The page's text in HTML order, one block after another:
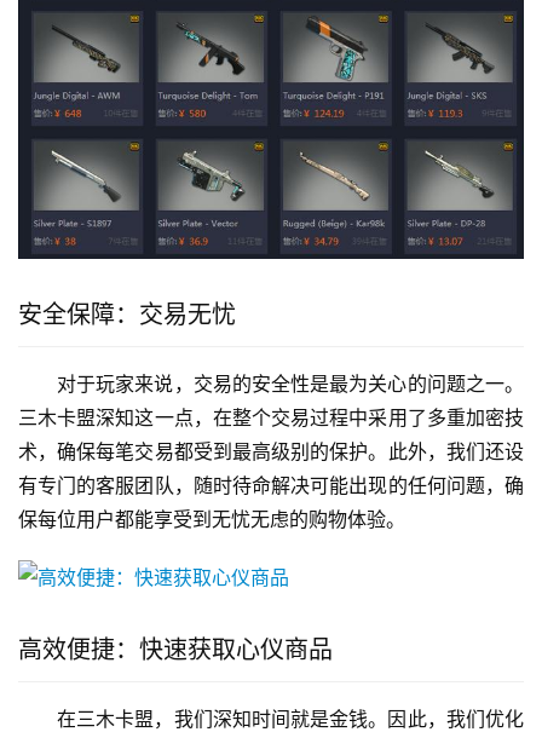
安全保障：交易无忧
对于玩家来说，交易的安全性是最为关心的问题之一。
三木卡盟深知这一点，在整个交易过程中采用了多重加密技
术，确保每笔交易都受到最高级别的保护。此外，我们还设
有专门的客服团队，随时待命解决可能出现的任何问题，确
保每位用户都能享受到无忧无虑的购物体验。
高效便捷：快速获取心仪商品
在三木卡盟，我们深知时间就是金钱。因此，我们优化